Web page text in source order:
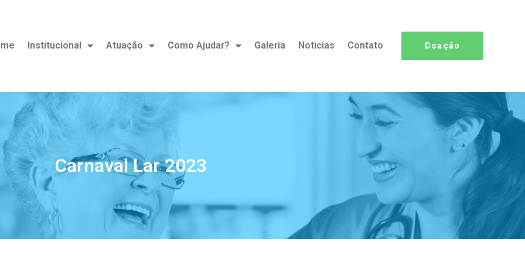
Institucional Atuação Como Ajudar? Galeria Noticias Contato Doação
Carnaval Lar 2023